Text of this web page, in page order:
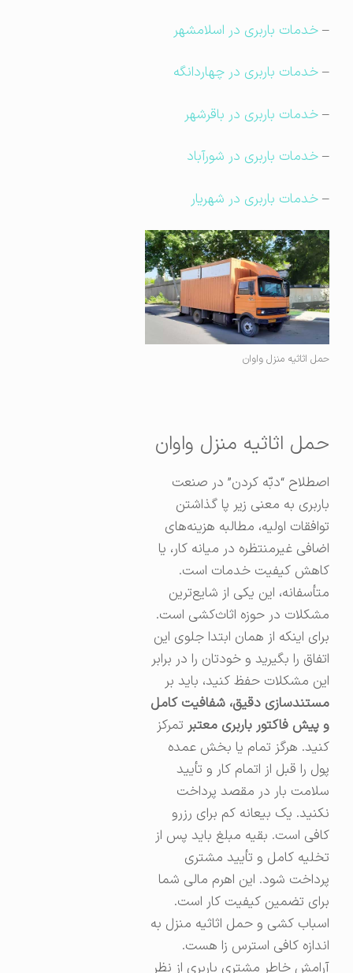
خدمات باربری در اسلامشهر
خدمات باربری در چهاردانگه
خدمات باربری در باقرشهر
خدمات باربری در شورآباد
خدمات باربری در شهریار
حمل اثاثیه منزل واوان
حمل اثاثیه منزل واوان
اصطلاح “دبّه کردن” در صنعت
باربری به معنی زیر پا گذاشتن
توافقات اولیه، مطالبه هزینه‌های
اضافی غیرمنتظره در میانه کار، یا
کاهش کیفیت خدمات است.
متأسفانه، این یکی از شایع‌ترین
مشکلات در حوزه اثاث‌کشی است.
برای اینکه از همان ابتدا جلوی این
اتفاق را بگیرید و خودتان را در برابر
این مشکلات حفظ کنید، باید بر
مستندسازی دقیق، شفافیت کامل
و پیش فاکتور باربری معتبرتمرکز
کنید. هرگز تمام یا بخش عمده
پول را قبل از اتمام کار و تأیید
سلامت بار در مقصد پرداخت
نکنید. یک بیعانه کم برای رزرو
کافی است. بقیه مبلغ باید پس از
تخلیه کامل و تأیید مشتری
پرداخت شود. این اهرم مالی شما
برای تضمین کیفیت کار است.
اسباب کشی و حمل اثاثیه منزل به
اندازه کافی استرس زا هست.
آرامش خاطر مشتری باربری از نظر